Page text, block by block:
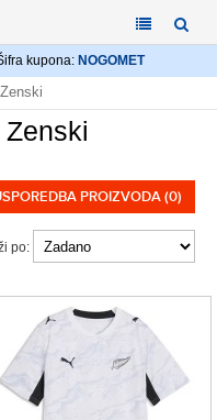
kupona: NOGOMET
PROIZVODA (0)
po: